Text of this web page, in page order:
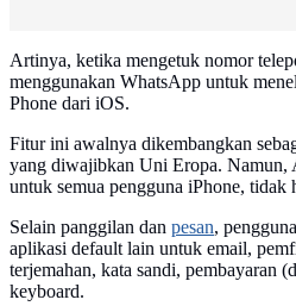
Artinya, ketika mengetuk nomor
menggunakan WhatsApp untuk
Phone dari iOS.
Fitur ini awalnya dikembangkan
yang diwajibkan Uni Eropa. Namun,
untuk semua pengguna iPhone, tidak
Selain panggilan dan pesan,
aplikasi default lain untuk email,
terjemahan, kata sandi, pembayaran
keyboard.